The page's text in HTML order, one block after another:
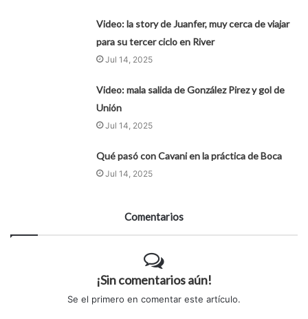
Video: la story de Juanfer, muy cerca de viajar
para su tercer ciclo en River
Jul 14, 2025
Video: mala salida de González Pirez y gol de
Unión
Jul 14, 2025
Qué pasó con Cavani en la práctica de Boca
Jul 14, 2025
Comentarios
¡Sin comentarios aún!
Se el primero en comentar este artículo.